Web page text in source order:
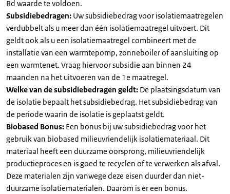
Rd waarde te voldoen.
Subsidiebedragen: Uw subsidiebedrag voor isolatiemaatregelen
verdubbelt als u meer dan één isolatiemaatregel uitvoert. Dit
geldt ook als u een isolatiemaatregel combineert met de
installatie van een warmtepomp, zonneboiler of aansluiting op
een warmtenet. Vraag hiervoor subsidie aan binnen 24
maanden na het uitvoeren van de 1e maatregel.
Welke van de subsidiebedragen geldt: De plaatsingsdatum van
de isolatie bepaalt het subsidiebedrag. Het subsidiebedrag van
de periode waarin de isolatie is geplaatst geldt.
Biobased Bonus: Een bonus bij uw subsidiebedrag voor het
gebruik van biobased milieuvriendelijk isolatiemateriaal. Dit
materiaal heeft een duurzame oorsprong, milieuvriendelijk
productieproces en is goed te recyclen of te verwerken als afval.
Deze materialen zijn vanwege deze eisen duurder dan niet-
duurzame isolatiematerialen. Daarom is er een bonus.